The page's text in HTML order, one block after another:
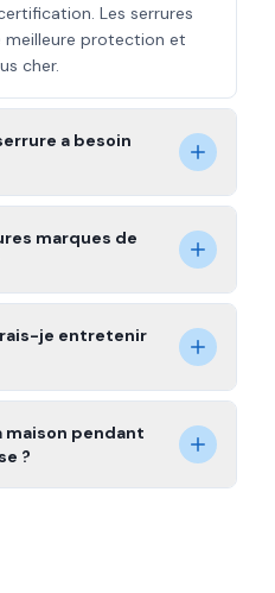
Les serrures
meilleure protection et
cher.
a besoin
marques de
je entretenir
maison pendant
?